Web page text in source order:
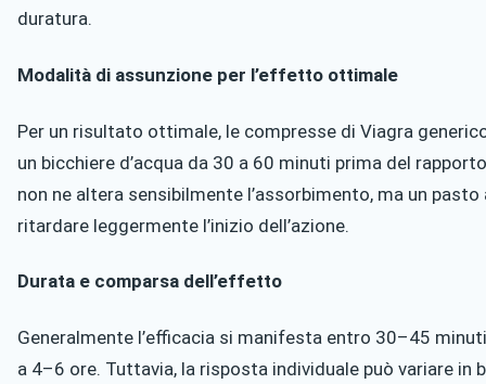
duratura.
Modalità di assunzione per l’effetto ottimale
Per un risultato ottimale, le compresse di Viagra
un bicchiere d’acqua da 30 a 60 minuti prima del
non ne altera sensibilmente l’assorbimento, ma un
ritardare leggermente l’inizio dell’azione.
Durata e comparsa dell’effetto
Generalmente l’efficacia si manifesta entro 30–45
a 4–6 ore. Tuttavia, la risposta individuale può variare in